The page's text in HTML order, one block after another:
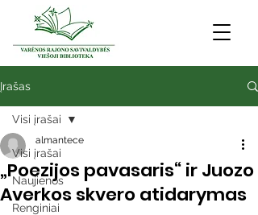
Įrašas
Visi įrašai
Naujienos
Renginiai
Visi įrašai
„Poezijos pavasaris“ ir Juozo
Averkos skvero atidarymas
almantece